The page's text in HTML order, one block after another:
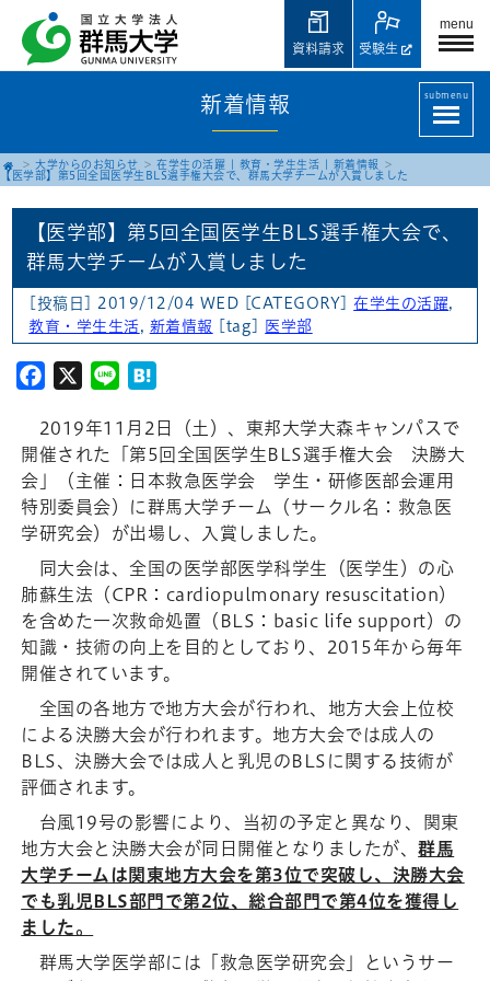
menu
受験生
資料請求
新着情報 submenu
大学からのお知らせ 在学生の活躍 教育・学生生活
新着情報
【医学部】第5回全国医学生BLS選手権大会で、群馬大学チームが入賞しました
【医学部】第5回全国医学生BLS選手権大会で、
群馬大学チームが入賞しました
[投稿日] 2019/12/04 WED [CATEGORY]在学生の活躍,
教育・学生生活, 新着情報 [tag] 医学部
Facebook
X Line
2019年11月2日（土）、東邦大学大森キャンパスで
開催された「第5回全国医学生BLS選手権大会 決勝大
会」（主催：日本救急医学会 学生・研修医部会運用
特別委員会）に群馬大学チーム（サークル名：救急医
学研究会）が出場し、入賞しました。
同大会は、全国の医学部医学科学生（医学生）の心
肺蘇生法（CPR：cardiopulmonary resuscitation）
を含めた一次救命処置（BLS：basic life support）の
知識・技術の向上を目的としており、2015年から毎年
開催されています。
全国の各地方で地方大会が行われ、地方大会上位校
による決勝大会が行われます。地方大会では成人の
BLS、決勝大会では成人と乳児のBLSに関する技術が
評価されます。
台風19号の影響により、当初の予定と異なり、関東
地方大会と決勝大会が同日開催となりましたが、群馬
大学チームは関東地方大会を第3位で突破し、決勝大会
でも乳児BLS部門で第2位、総合部門で第4位を獲得し
ました。
群馬大学医学部には「救急医学研究会」というサー